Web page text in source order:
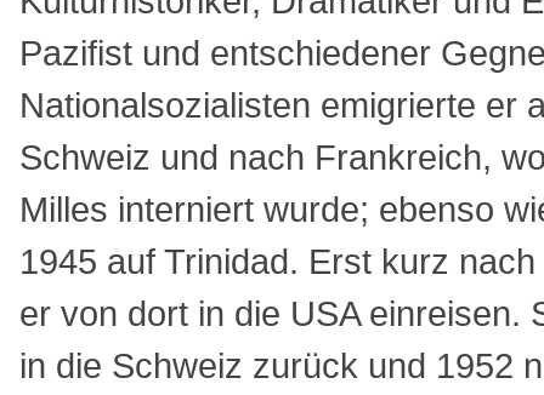
Pazifist und entschiedener
Nationalsozialisten emigrierte er
Schweiz und nach Frankreich,
Milles interniert wurde; ebenso
1945 auf Trinidad. Erst kurz
er von dort in die USA einreisen.
in die Schweiz zurück und 1952